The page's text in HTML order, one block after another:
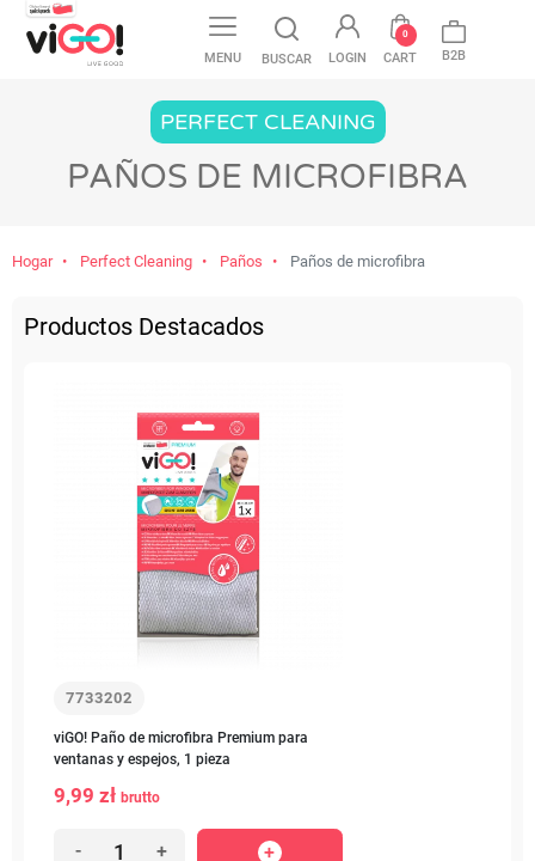
MENU BUSCAR LOGIN CART
0
B2B
PERFECT CLEANING
PAÑOS DE MICROFIBRA
Hogar Perfect Cleaning Paños Paños de microfibra
Productos Destacados
7733202
viGO! Paño de microfibra Premium para
ventanas y espejos, 1 pieza
9,99 zł brutto
- +